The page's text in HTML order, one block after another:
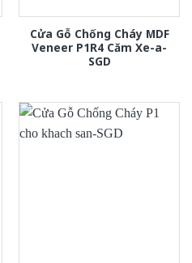
Cửa Gỗ Chống Cháy MDF
Veneer P1R4 Căm Xe-a-
SGD